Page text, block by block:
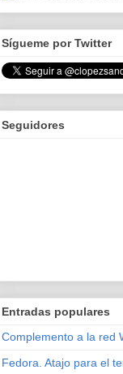
Sígueme por Twitter
Seguidores
Entradas populares
Complemento a la red
Fedora. Atajo para el